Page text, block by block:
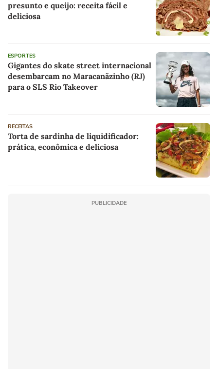
presunto e queijo: receita fácil e
deliciosa
ESPORTES
Gigantes do skate street internacional
desembarcam no Maracanãzinho (RJ)
para o SLS Rio Takeover
RECEITAS
Torta de sardinha de liquidificador:
prática, econômica e deliciosa
PUBLICIDADE